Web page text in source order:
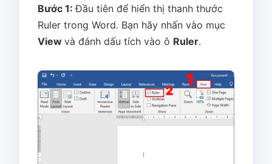
Bước 1:Đầu tiên để hiển thị thanh thước
Ruler trong Word. Bạn hãy nhấn vào mục
View và đánh dấu tích vào ô Ruler.